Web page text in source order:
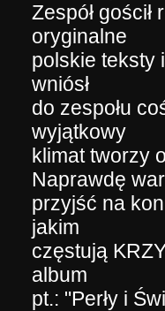
Zespół
oryginalne
polskie teksty
wniósł
do zespołu
wyjątkowy
klimat tworzy
Naprawdę
przyjść na
jakim
częstują
album
pt.: "Perły i